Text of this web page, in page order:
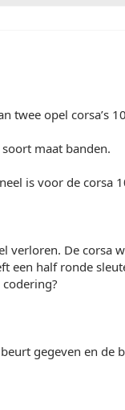
twee opel corsa’s
soort maat banden.
is voor de corsa
verloren. De
een half ronde
gegeven en